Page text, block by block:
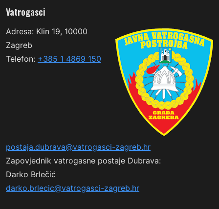
Vatrogasci
Adresa: Klin 19, 10000
Zagreb
Telefon: +385 1 4869 150
postaja.dubrava@vatrogasci-zagreb.hr
Zapovjednik vatrogasne postaje Dubrava:
Darko Brlečić
darko.brlecic@vatrogasci-zagreb.hr